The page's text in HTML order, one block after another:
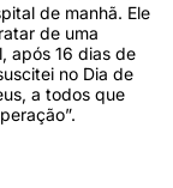
de manhã. Ele
de uma
após 16 dias de
no Dia de
a todos que